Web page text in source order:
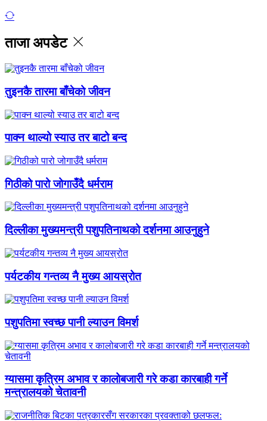
ताजा अपडेट
तुइनकै तारमा बाँचेको जीवन
पाक्न थाल्यो स्याउ तर बाटो बन्द
गिठीको पारो जोगाउँदै धर्मराम
दिल्लीका मुख्यमन्त्री पशुपतिनाथको दर्शनमा आउनुहुने
पर्यटकीय गन्तव्य नै मुख्य आयस्रोत
पशुपतिमा स्वच्छ पानी ल्याउन विमर्श
ग्यासमा कृत्रिम अभाव र कालोबजारी गरे कडा कारबाही गर्ने
मन्त्रालयको चेतावनी